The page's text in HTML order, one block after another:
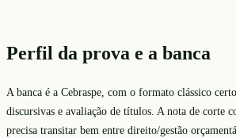
Perfil da prova e a banca
A banca é a Cebraspe, com o formato clássico
discursivas e avaliação de títulos. A nota de corte
precisa transitar bem entre direito/gestão